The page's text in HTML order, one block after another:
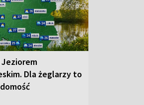
Dla żeglarzy to